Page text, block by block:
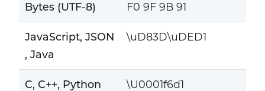
Bytes (UTF-8) F0 9F 9B 91
JavaScript, JSON
, Java
\uD83D\uDED1
C, C++, Python \U0001f6d1